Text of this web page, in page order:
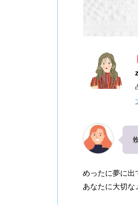
めったに夢に出
あなたに大切な